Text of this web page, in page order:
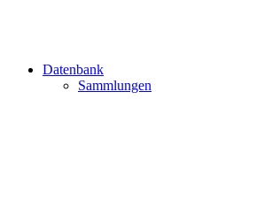
Datenbank
Sammlungen